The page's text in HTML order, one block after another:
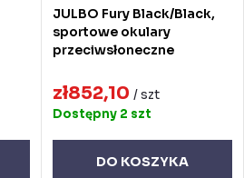
JULBO Fury Black/Black,
sportowe okulary
przeciwsłoneczne
zł852,10 / szt
Dostępny 2 szt
DO KOSZYKA